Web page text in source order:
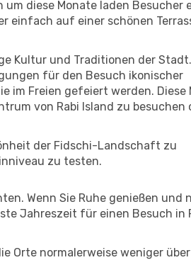
diese Monate laden Besucher
einfach auf einer schönen
Kultur und Traditionen der
für den Besuch ikonischer
im Freien gefeiert werden. Diese
von Rabi Island zu besuchen
der Fidschi-Landschaft zu
zu testen.
Wenn Sie Ruhe genießen und
Jahreszeit für einen Besuch in
Orte normalerweise weniger